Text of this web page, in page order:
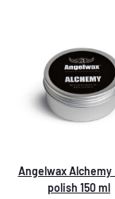
Angelwax Alchemy
polish 150 ml